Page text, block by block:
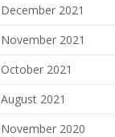
December 2021
November 2021
October 2021
August 2021
November 2020